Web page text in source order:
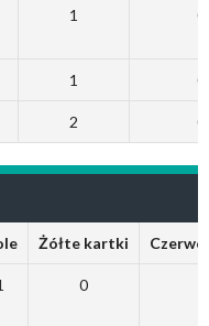
1 0
1 0
2 0
Żółte kartki
0